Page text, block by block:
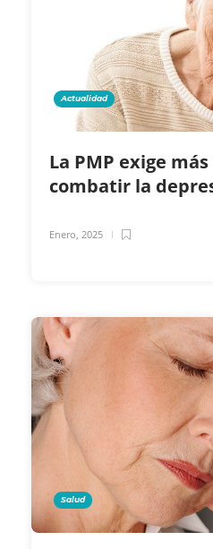
Actualidad
La PMP exige
combatir la
Enero, 2025
Salud